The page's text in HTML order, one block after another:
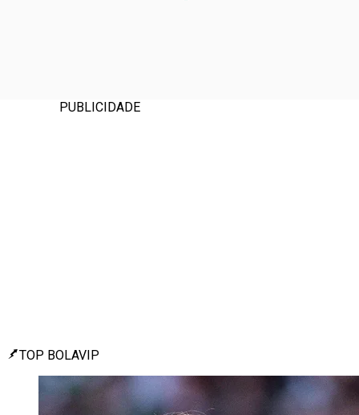
PUBLICIDADE
TOP BOLAVIP